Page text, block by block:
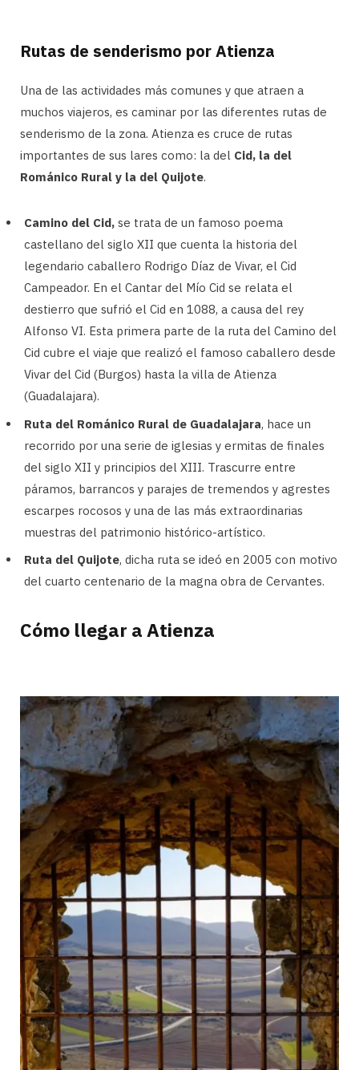
Rutas de senderismo por Atienza
Una de las actividades más comunes y que atraen a
muchos viajeros, es caminar por las diferentes rutas de
senderismo de la zona. Atienza es cruce de rutas
importantes de sus lares como: la del Cid, la del
Románico Rural y la del Quijote.
Camino del Cid, se trata de un famoso poema
castellano del siglo XII que cuenta la historia del
legendario caballero Rodrigo Díaz de Vivar, el Cid
Campeador. En el Cantar del Mío Cid se relata el
destierro que sufrió el Cid en 1088, a causa del rey
Alfonso VI. Esta primera parte de la ruta del Camino del
Cid cubre el viaje que realizó el famoso caballero desde
Vivar del Cid (Burgos) hasta la villa de Atienza
(Guadalajara).
Ruta del Románico Rural de Guadalajara, hace un
recorrido por una serie de iglesias y ermitas de finales
del siglo XII y principios del XIII. Trascurre entre
páramos, barrancos y parajes de tremendos y agrestes
escarpes rocosos y una de las más extraordinarias
muestras del patrimonio histórico-artístico.
Ruta del Quijote, dicha ruta se ideó en 2005 con motivo
del cuarto centenario de la magna obra de Cervantes.
Cómo llegar a Atienza